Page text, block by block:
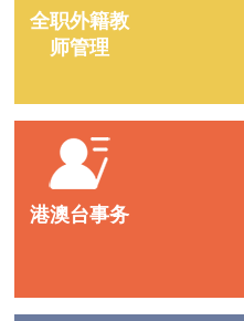
全职外籍教
师管理
港澳台事务